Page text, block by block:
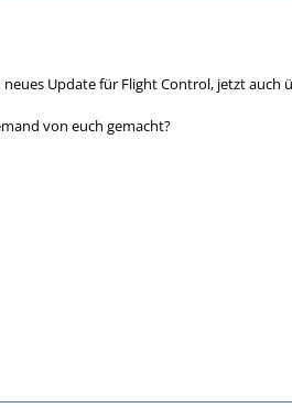
Update für Flight Control, jetzt auch
von euch gemacht?